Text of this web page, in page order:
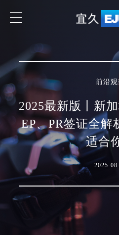
前沿
2025最新版丨新
EP、PR签证全解
适合
2025-
业务领域
行业领域
国家
了解我们的专业领域